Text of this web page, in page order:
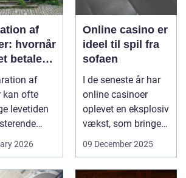
af
hvornår
betale
af
kan ofte
levetiden
2026
Online casino er
ideel til spil fra
sofaen
I de seneste år har
online casinoer
oplevet en eksplosiv
vækst, som bringer
spændi...
09 December 2025